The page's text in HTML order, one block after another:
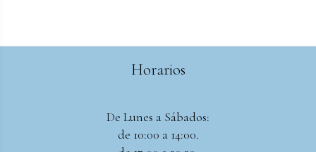
Horarios
De Lunes a Sábados:
de 10:00 a 14:00.